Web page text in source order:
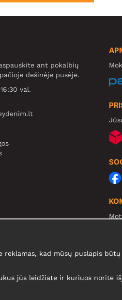
ant pokalbių
dešinėje pusėje.
val.
kad mūsų puslapis
jūs leidžiate ir kuriuos norite